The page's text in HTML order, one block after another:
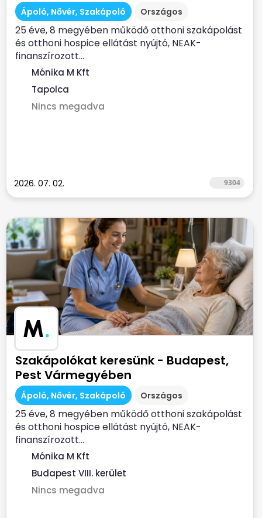
Ápoló, Nővér, Szakápoló Országos
25 éve, 8 megyében működő otthoni szakápolást
és otthoni hospice ellátást nyújtó, NEAK-
finanszírozott...
Mónika M Kft
Tapolca
Nincs megadva
2026. 07. 02. 9304
M.
Szakápolókat keresünk - Budapest,
Pest Vármegyében
Ápoló, Nővér, Szakápoló Országos
25 éve, 8 megyében működő otthoni szakápolást
és otthoni hospice ellátást nyújtó, NEAK-
finanszírozott...
Mónika M Kft
Budapest VIII. kerület
Nincs megadva